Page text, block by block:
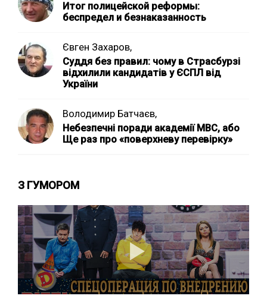
Итог полицейской реформы:
беспредел и безнаказанность
Євген Захаров,
Суддя без правил: чому в Страсбурзі
відхилили кандидатів у ЄСПЛ від
України
Володимир Батчаєв,
Небезпечні поради академії МВС, або
Ще раз про «поверхневу перевірку»
З ГУМОРОМ